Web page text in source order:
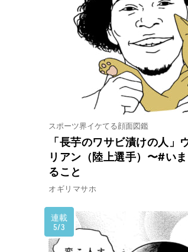
スポーツ界イケてる顔面図鑑
「長芋のワサビ漬けの人」
リアン（陸上選手）〜#い
ること
オギリマサホ
連載
5/3